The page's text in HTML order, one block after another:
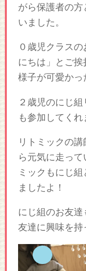
がら保護者の
いました。
０歳児クラス
にちは」とご挨
様子が可愛かっ
２歳児のにじ
も参加してくれ
リトミックの
ら元気に走っ
ミックもにじ
ましたよ！
にじ組のお友
友達に興味を持